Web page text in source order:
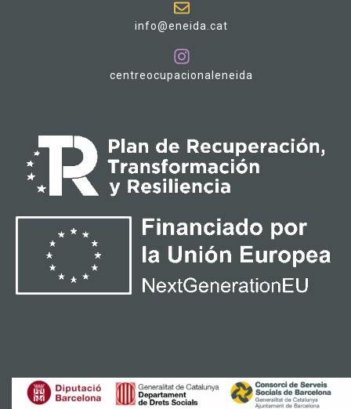
info@eneida.cat
centreocupacionaleneida